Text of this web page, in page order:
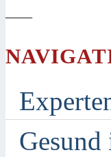
—